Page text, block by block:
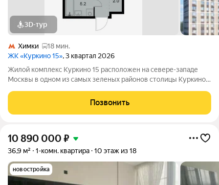
3D-тур
Химки
18 мин.
ЖК «Куркино 15», 3 квартал 2026
Жилой комплекс Куркино 15 расположен на севере-западе
Москвы в одном из самых зеленых районов столицы Куркино.
которых открывается вдохновляющий вид на лесопарк и
мегаполис. Комплекс состоит
Позвонить
10 890 000 ₽
36,9 м² 1-комн. квартира 10 этаж из 18
новостройка